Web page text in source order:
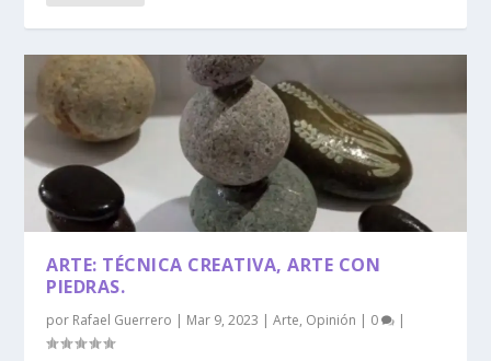
ARTE: TÉCNICA CREATIVA, ARTE CON
PIEDRAS.
por Rafael Guerrero | Mar 9, 2023 |Arte, Opinión | 0 |